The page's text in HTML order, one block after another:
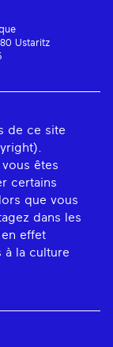
Ustaritz
de ce site
êtes
certains
que vous
dans les
effet
à la culture